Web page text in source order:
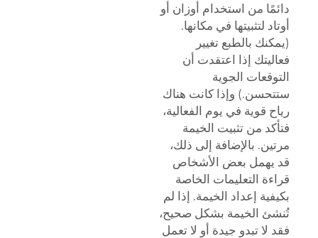
دائمًا من استخدام أوزان أو
أوتاد لتثبيتها في مكانها.
(يمكنك بالطبع تغيير
فعاليتك إذا اعتقدت أن
التوقعات الجوية
ستتحسن.) وإذا كانت هناك
رياح قوية في يوم الفعالية،
فتأكد من تثبيت الخيمة
مرتين. بالإضافة إلى ذلك،
قد يهمل بعض الأشخاص
قراءة التعليمات الخاصة
بكيفية إعداد الخيمة. إذا لم
تُنشئ الخيمة بشكل صحيح،
فقد لا تبدو جيدة أو لا تعمل